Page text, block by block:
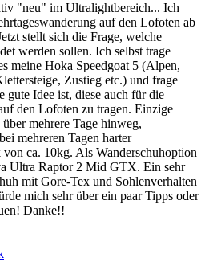
"neu" im Ultralightbereich... Ich
auf den Lofoten ab
stellt sich die Frage, welche
werden sollen. Ich selbst trage
meine Hoka Speedgoat 5 (Alpen,
Zustieg etc.) und frage
gute Idee ist, diese auch für die
den Lofoten zu tragen. Einzige
mehrere Tage hinweg,
mehreren Tagen harter
von ca. 10kg. Als Wanderschuhoption
Ultra Raptor 2 Mid GTX. Ein sehr
mit Gore-Tex und Sohlenverhalten
mich sehr über ein paar Tipps oder
Danke!!